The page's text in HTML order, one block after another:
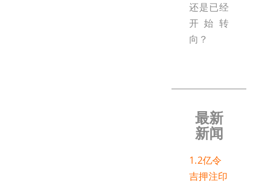
还是已经
开始转
向？
最新
新闻
1.2亿令
吉押注印